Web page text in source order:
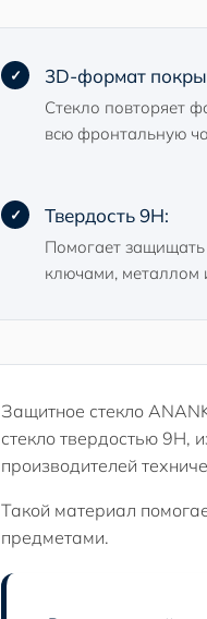
3D-формат
Стекло повторяет
всю фронтальную
Твердость 9H:
Помогает
ключами, металлом
Защитное стекло
стекло твердостью 9H,
производителей
Такой материал
предметами.